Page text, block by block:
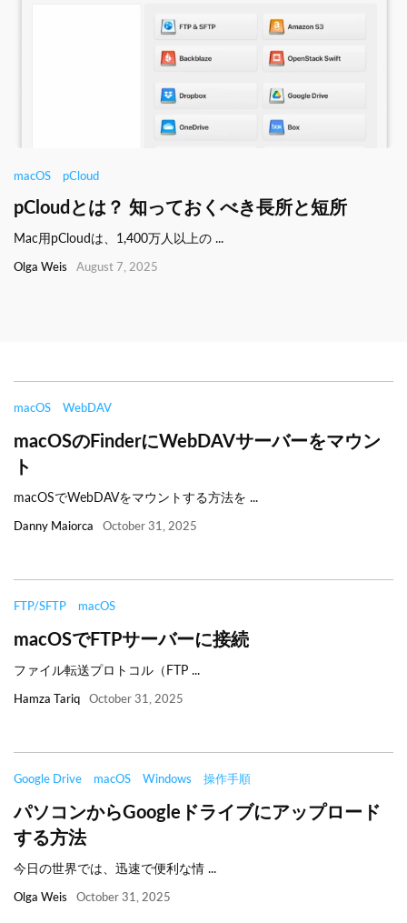
macOS pCloud
pCloudとは？ 知っておくべき長所と短所
Mac用pCloudは、1,400万人以上の ...
Olga Weis August 7, 2025
macOS WebDAV
macOSのFinderにWebDAVサーバーをマウン
ト
macOSでWebDAVをマウントする方法を ...
Danny Maiorca October 31, 2025
FTP/SFTP macOS
macOSでFTPサーバーに接続
ファイル転送プロトコル（FTP ...
Hamza Tariq October 31, 2025
Google Drive macOS Windows 操作手順
パソコンからGoogleドライブにアップロード
する方法
今日の世界では、迅速で便利な情 ...
Olga Weis October 31, 2025